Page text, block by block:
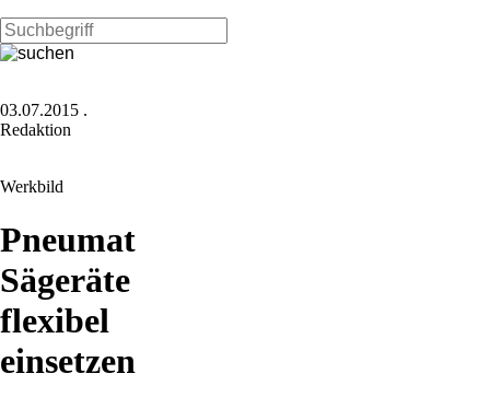
03.07.2015 .
Redaktion
Werkbild
Pneumatische
Sägeräte
flexibel
einsetzen